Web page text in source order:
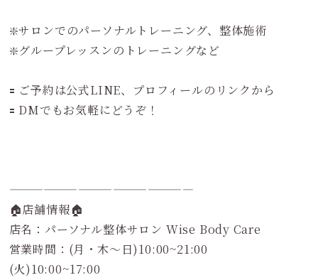
❇️サロンでのパーソナルトレーニング、整体施術
❇️グループレッスンのトレーニングなど
🟰 ご予約は公式LINE、プロフィールのリンクから
🟰 DMでもお気軽にどうぞ！
————————————————
🏠店舗情報🏠
店名：パーソナル整体サロン Wise Body Care
営業時間：(月・木～日)10:00~21:00
(火)10:00~17:00